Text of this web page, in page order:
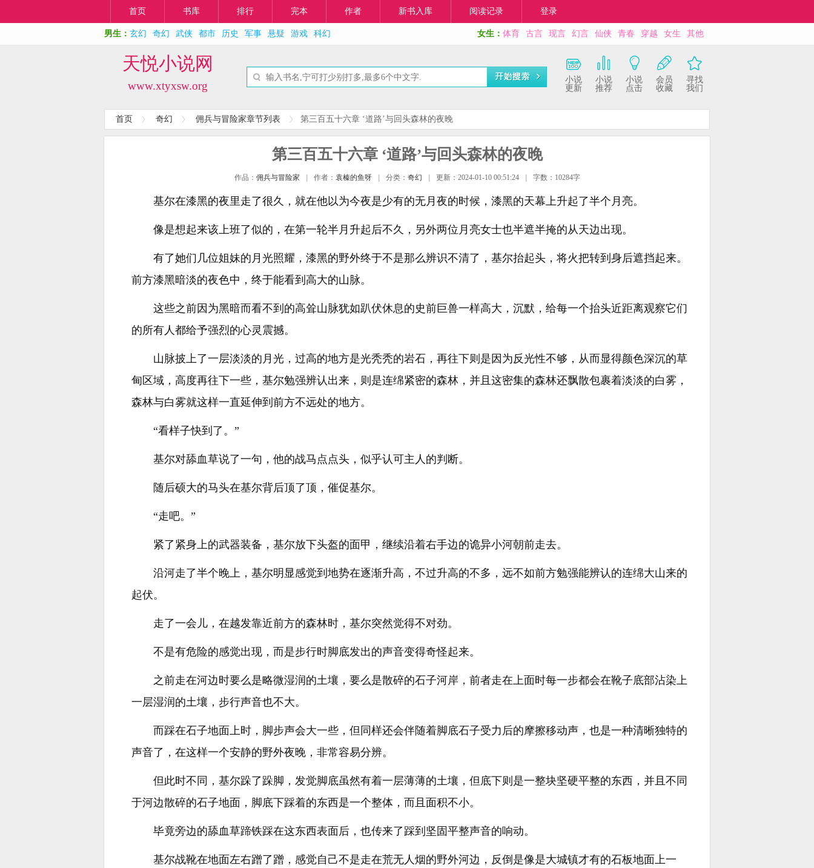
首页 书库 排行 完本 作者 新书入库 阅读记录 登录
男生： 玄幻 奇幻 武侠 都市 历史 军事 悬疑 游戏 科幻 女生： 体育 古言 现言 幻言 仙侠 青春 穿越 女生 其他
天悦小说网
www.xtyxsw.org
小说
更新
小说
推荐
小说
点击
会员
收藏
寻找
我们
首页 奇幻 佣兵与冒险家章节列表 第三百五十六章 ‘道路’与回头森林的夜晚
第三百五十六章 ‘道路’与回头森林的夜晚
作品： 佣兵与冒险家 作者： 袁榛的鱼呀 分类： 奇幻 更新：2024-01-10 00:51:24 字数：10284字
基尔在漆黑的夜里走了很久，就在他以为今夜是少有的无月夜的时候，漆黑的天幕上升起了半个月亮。
像是想起来该上班了似的，在第一轮半月升起后不久，另外两位月亮女士也半遮半掩的从天边出现。
有了她们几位姐妹的月光照耀，漆黑的野外终于不是那么辨识不清了，基尔抬起头，将火把转到身后遮挡起来。
前方漆黑暗淡的夜色中，终于能看到高大的山脉。
这些之前因为黑暗而看不到的高耸山脉犹如趴伏休息的史前巨兽一样高大，沉默，给每一个抬头近距离观察它们
的所有人都给予强烈的心灵震撼。
山脉披上了一层淡淡的月光，过高的地方是光秃秃的岩石，再往下则是因为反光性不够，从而显得颜色深沉的草
甸区域，高度再往下一些，基尔勉强辨认出来，则是连绵紧密的森林，并且这密集的森林还飘散包裹着淡淡的白雾，
森林与白雾就这样一直延伸到前方不远处的地方。
“看样子快到了。”
基尔对舔血草说了一句，他的战马点点头，似乎认可主人的判断。
随后硕大的马头在基尔背后顶了顶，催促基尔。
“走吧。”
紧了紧身上的武器装备，基尔放下头盔的面甲，继续沿着右手边的诡异小河朝前走去。
沿河走了半个晚上，基尔明显感觉到地势在逐渐升高，不过升高的不多，远不如前方勉强能辨认的连绵大山来的
起伏。
走了一会儿，在越发靠近前方的森林时，基尔突然觉得不对劲。
不是有危险的感觉出现，而是步行时脚底发出的声音变得奇怪起来。
之前走在河边时要么是略微湿润的土壤，要么是散碎的石子河岸，前者走在上面时每一步都会在靴子底部沾染上
一层湿润的土壤，步行声音也不大。
而踩在石子地面上时，脚步声会大一些，但同样还会伴随着脚底石子受力后的摩擦移动声，也是一种清晰独特的
声音了，在这样一个安静的野外夜晚，非常容易分辨。
但此时不同，基尔跺了跺脚，发觉脚底虽然有着一层薄薄的土壤，但底下则是一整块坚硬平整的东西，并且不同
于河边散碎的石子地面，脚底下踩着的东西是一个整体，而且面积不小。
毕竟旁边的舔血草蹄铁踩在这东西表面后，也传来了踩到坚固平整声音的响动。
基尔战靴在地面左右蹭了蹭，感觉自己不是走在荒无人烟的野外河边，反倒是像是大城镇才有的石板地面上一